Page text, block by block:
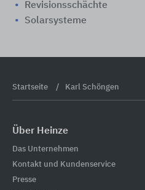
Revisionsschächte
Solarsysteme
Startseite Karl Schöngen
Über Heinze
Das Unternehmen
Kontakt und Kundenservice
Presse